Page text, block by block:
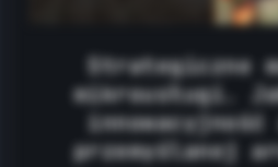
Strategiczne
mikrousługi.
innowacyjność
przemyślanej